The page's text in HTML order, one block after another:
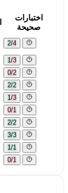
اختبارات
صحيحة
2/4
1/3
0/2
2/2
1/3
0/1
2/2
3/3
1/1
0/1